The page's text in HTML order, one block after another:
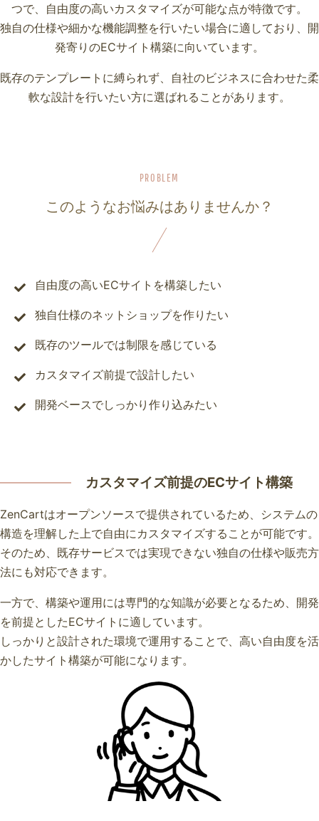
つで、自由度の高いカスタマイズが可能な点が特徴です。
独自の仕様や細かな機能調整を行いたい場合に適しており、開
発寄りのECサイト構築に向いています。
既存のテンプレートに縛られず、自社のビジネスに合わせた柔
軟な設計を行いたい方に選ばれることがあります。
このようなお悩みはありませんか？
自由度の高いECサイトを構築したい
独自仕様のネットショップを作りたい
既存のツールでは制限を感じている
カスタマイズ前提で設計したい
開発ベースでしっかり作り込みたい
カスタマイズ前提のECサイト構築
ZenCartはオープンソースで提供されているため、システムの
構造を理解した上で自由にカスタマイズすることが可能です。
そのため、既存サービスでは実現できない独自の仕様や販売方
法にも対応できます。
一方で、構築や運用には専門的な知識が必要となるため、開発
を前提としたECサイトに適しています。
しっかりと設計された環境で運用することで、高い自由度を活
かしたサイト構築が可能になります。